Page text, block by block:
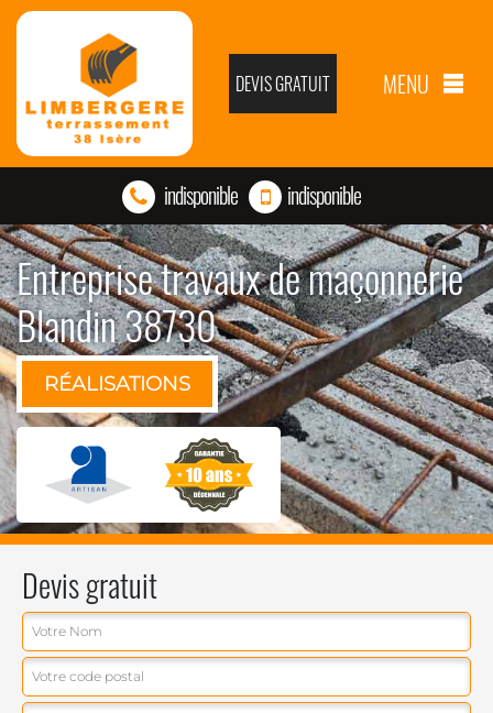
DEVIS GRATUIT MENU
indisponible indisponible
Entreprise travaux de maçonnerie
Blandin 38730
RÉALISATIONS
Devis gratuit